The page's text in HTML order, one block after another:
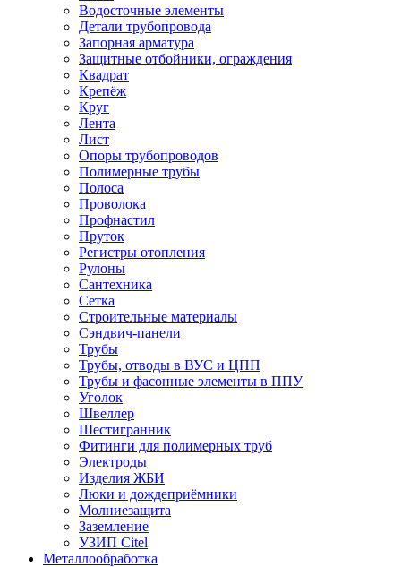
Водосточные элементы
Детали трубопровода
Запорная арматура
Защитные отбойники, ограждения
Квадрат
Крепёж
Круг
Лента
Лист
Опоры трубопроводов
Полимерные трубы
Полоса
Проволока
Профнастил
Пруток
Регистры отопления
Рулоны
Сантехника
Сетка
Строительные материалы
Сэндвич-панели
Трубы
Трубы, отводы в ВУС и ЦПП
Трубы и фасонные элементы в ППУ
Уголок
Швеллер
Шестигранник
Фитинги для полимерных труб
Электроды
Изделия ЖБИ
Люки и дождеприёмники
Молниезащита
Заземление
УЗИП Citel
Металлообработка